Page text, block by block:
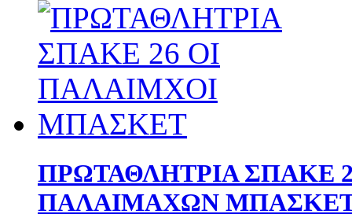
ΠΡΩΤΑΘΛΗΤΡΙΑ ΣΠΑΚΕ
ΠΑΛΑΙΜΑΧΩΝ